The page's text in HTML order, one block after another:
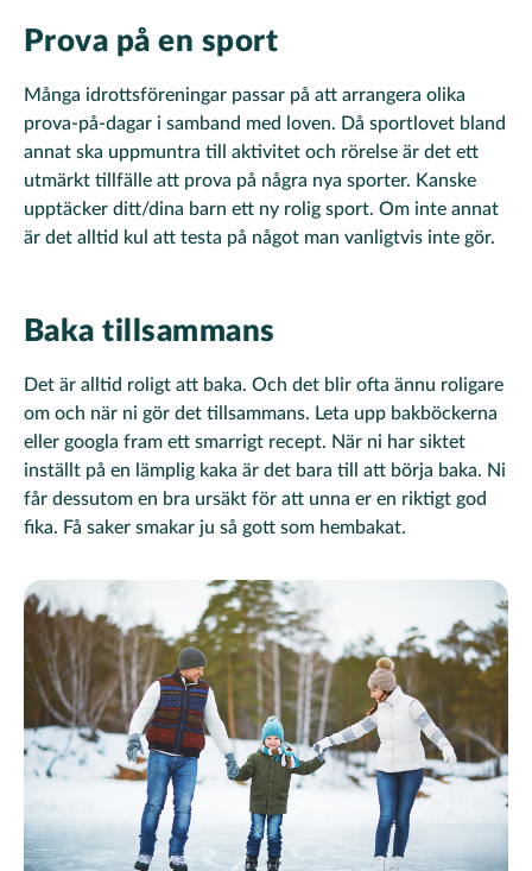
Prova på en sport
Många idrottsföreningar passar på att arrangera olika
prova-på-dagar i samband med loven. Då sportlovet bland
annat ska uppmuntra till aktivitet och rörelse är det ett
utmärkt tillfälle att prova på några nya sporter. Kanske
upptäcker ditt/dina barn ett ny rolig sport. Om inte annat
är det alltid kul att testa på något man vanligtvis inte gör.
Baka tillsammans
Det är alltid roligt att baka. Och det blir ofta ännu roligare
om och när ni gör det tillsammans. Leta upp bakböckerna
eller googla fram ett smarrigt recept. När ni har siktet
inställt på en lämplig kaka är det bara till att börja baka. Ni
får dessutom en bra ursäkt för att unna er en riktigt god
fika. Få saker smakar ju så gott som hembakat.